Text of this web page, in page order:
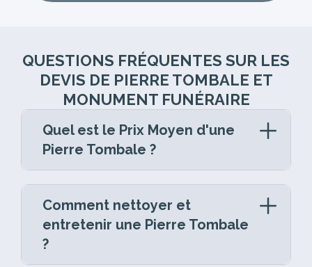
QUESTIONS FRÉQUENTES SUR LES
DEVIS DE PIERRE TOMBALE ET
MONUMENT FUNÉRAIRE
Quel est le Prix Moyen d'une
Pierre Tombale ?
l’amour pour un être cher disparu. Les
familles se demandent souvent quel est le
coût moyen d’une pierre tombale.
Comment nettoyer et
entretenir une Pierre Tombale
?